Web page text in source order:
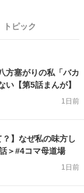
トピック
方塞がりの私「バカ
【第5話まんが】
1日前
？】なぜ私の味方し
＞#4コマ母道場
1日前